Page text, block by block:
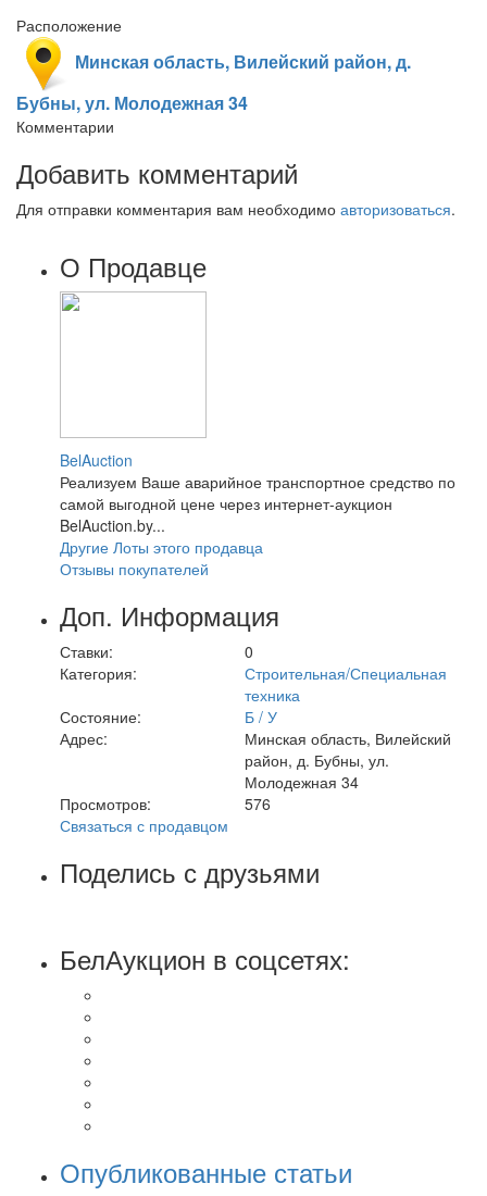
Расположение
Минская область, Вилейский район, д.
Бубны, ул. Молодежная 34
Комментарии
Добавить комментарий
Для отправки комментария вам необходимо авторизоваться.
О Продавце
BelAuction
Реализуем Ваше аварийное транспортное средство по
самой выгодной цене через интернет-аукцион
BelAuction.by...
Другие Лоты этого продавца
Отзывы покупателей
Доп. Информация
Ставки:
0
Категория:
Строительная/Специальная
техника
Состояние:
Б / У
Адрес:
Минская область, Вилейский
район, д. Бубны, ул.
Молодежная 34
Просмотров:
576
Связаться с продавцом
Поделись с друзьями
БелАукцион в соцсетях:
Опубликованные статьи